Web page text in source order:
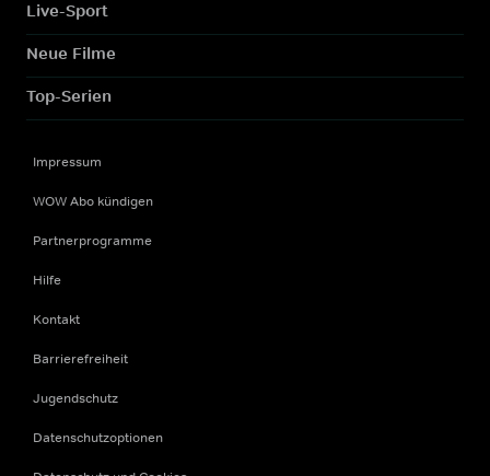
Live-Sport
Neue Filme
Top-Serien
Impressum
WOW Abo kündigen
Partnerprogramme
Hilfe
Kontakt
Barrierefreiheit
Jugendschutz
Datenschutzoptionen